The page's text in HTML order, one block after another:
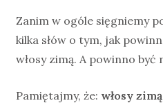
Zanim w ogóle sięgniemy
kilka słów o tym, jak
włosy zimą. A powinno być
Pamiętajmy, że: włosy